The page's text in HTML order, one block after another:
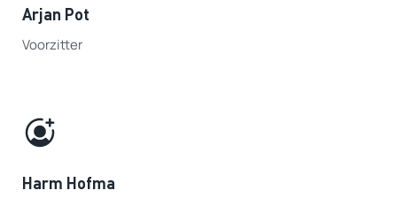
Arjan Pot
Voorzitter
Harm Hofma